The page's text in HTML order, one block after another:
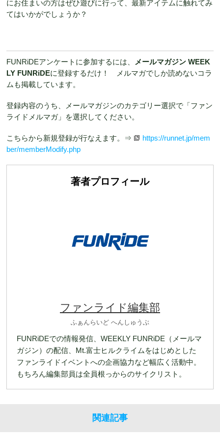
にお住まいの方はぜひ遊びに行って、最新アイテムに触れてみ
てはいかがでしょうか？
FUNRiDEアンケートに参加するには、
メールマガジン WEEK
LY FUNRiDEに登録するだけ！ メルマガでしか読めないコラ
ムも掲載しています。
登録内容のうち、メールマガジンのカテゴリー選択で「ファン
ライドメルマガ」を選択してください。
こちらから新規登録が行なえます。⇒
https://runnet.jp/mem
ber/memberModify.php
著者プロフィール
ファンライド編集部
ふぁんらいど へんしゅうぶ
FUNRiDEでの情報発信、WEEKLY FUNRiDE（メールマ
ガジン）の配信、Mt.富士ヒルクライムをはじめとした
ファンライドイベントへの企画協力など幅広く活動中。
もちろん編集部員は全員根っからのサイクリスト。
関連記事